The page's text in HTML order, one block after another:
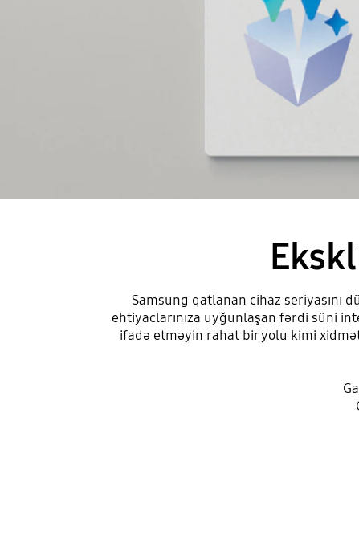
Samsung qatlanan cihaz seriyasını
ehtiyaclarınıza uyğunlaşan fərdi süni
ifadə etməyin rahat bir yolu kimi